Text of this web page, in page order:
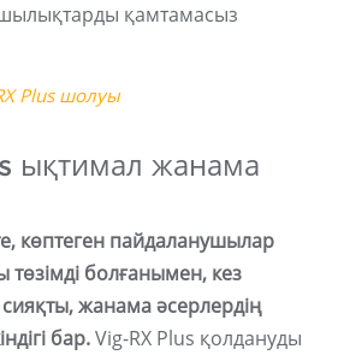
қамтамасыз
Plus шолуы
ықтимал жанама
көптеген пайдаланушылар
болғанымен, кез
жанама әсерлердің
бар.Vig-RX Plus қолдануды